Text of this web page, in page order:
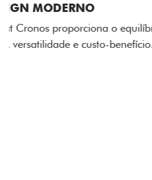
RODAS DE LIGA-LEVE
As rodas de liga leve com
acabamento diamantado